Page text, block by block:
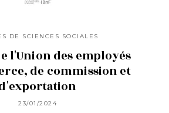
DE SCIENCES SOCIALES
l'Union des employés
de commission et
23/01/2024